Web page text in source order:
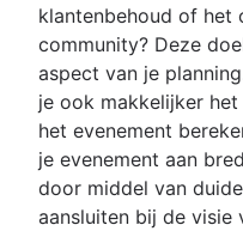
klantenbehoud of het
community? Deze
aspect van je
je ook makkelijker het
het evenement
je evenement aan
door middel van
aansluiten bij de visie